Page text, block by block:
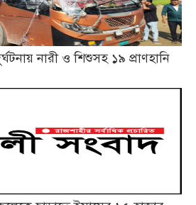
নারী ও শিশুসহ ১৯ প্রাণহানি